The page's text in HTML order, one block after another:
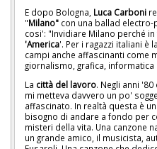
E dopo Bologna, Luca Carboni
"Milano" con una ballad
cosi': "Invidiare Milano perché
'America'. Per i ragazzi italiani è
campi anche affascinanti come
giornalismo, grafica, informatica
La città del lavoro. Negli anni
mi metteva davvero un po'
affascinato. In realtà questa è
bisogno di andare a fondo per
misteri della vita. Una canzone
un grande amico, il musicista,